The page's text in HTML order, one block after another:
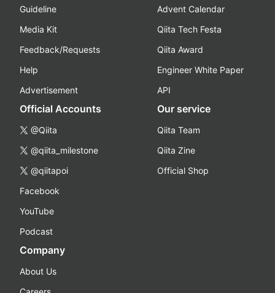
Guideline
Media Kit
Feedback/Requests
Help
Advertisement
Advent Calendar
Qiita Tech Festa
Qiita Award
Engineer White Paper
API
Official Accounts
@Qiita
@qiita_milestone
@qiitapoi
Facebook
YouTube
Podcast
Our service
Qiita Team
Qiita Zine
Official Shop
Company
About Us